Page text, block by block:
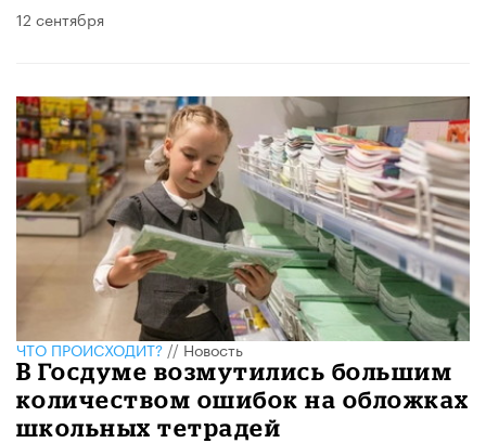
12 сентября
ЧТО ПРОИСХОДИТ?//Новость
В Госдуме возмутились большим
количеством ошибок на обложках
школьных тетрадей